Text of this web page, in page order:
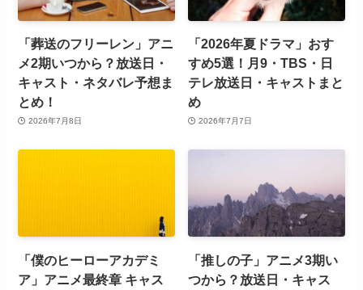
「葬送のフリーレン」アニ
メ2期いつから？放送日・
キャスト・ネタバレ予想ま
とめ！
2026年7月8日
「2026年夏ドラマ」おす
すめ5選！月9・TBS・日
テレ放送日・キャストまと
め
2026年7月7日
「僕のヒーローアカデミ
ア」アニメ最終章 キャス
「推しの子」アニメ3期い
つから？放送日・キャス